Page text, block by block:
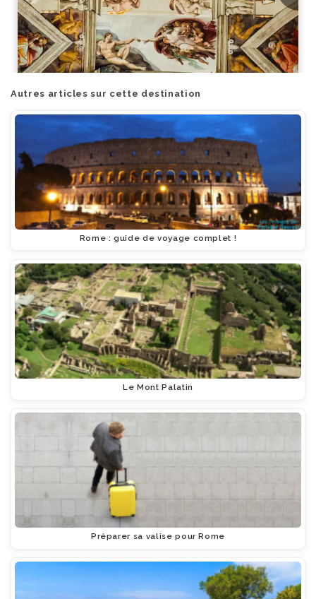
Autres articles sur cette destination
Rome : guide de voyage complet !
Le Mont Palatin
Préparer sa valise pour Rome